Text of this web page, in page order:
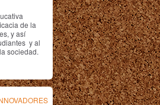
de la
y así
y al
sociedad.